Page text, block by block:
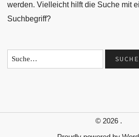
werden. Vielleicht hilft die Suche mit
Suchbegriff?
© 2026 .